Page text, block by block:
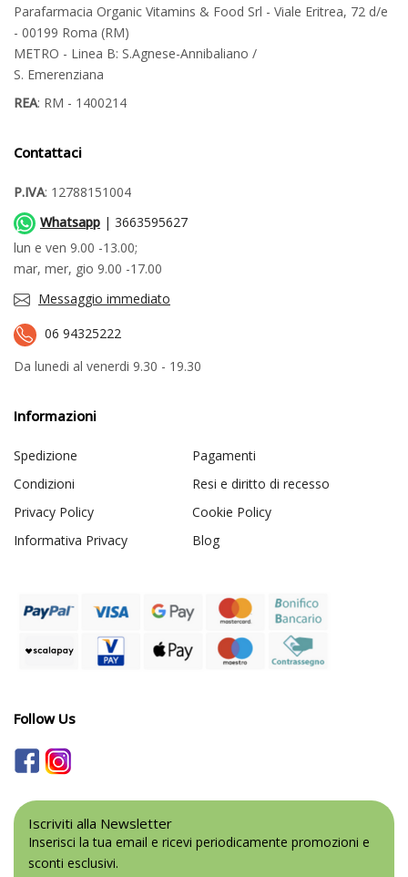
Parafarmacia Organic Vitamins & Food Srl - Viale Eritrea, 72 d/e
- 00199 Roma (RM)
METRO - Linea B: S.Agnese-Annibaliano /
S. Emerenziana
REA: RM - 1400214
Contattaci
P.IVA: 12788151004
Whatsapp | 3663595627
lun e ven 9.00 -13.00;
mar, mer, gio 9.00 -17.00
Messaggio immediato
06 94325222
Da lunedi al venerdi 9.30 - 19.30
Informazioni
Spedizione
Pagamenti
Condizioni
Resi e diritto di recesso
Privacy Policy
Cookie Policy
Informativa Privacy
Blog
Follow Us
Iscriviti alla Newsletter
Inserisci la tua email e ricevi periodicamente promozioni e
sconti esclusivi.